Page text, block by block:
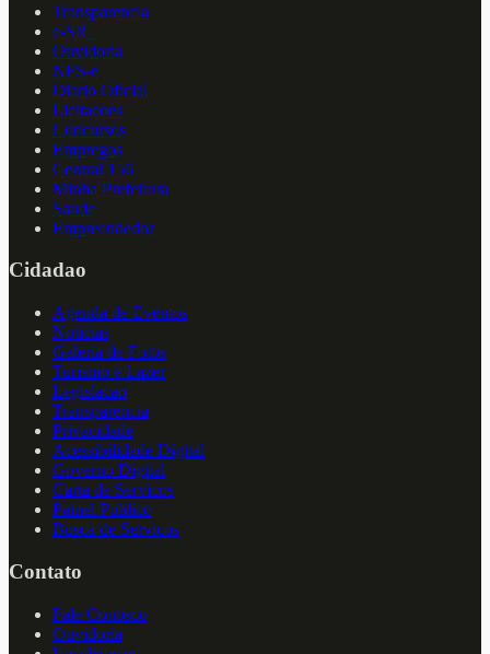
Transparencia
e-SIC
Ouvidoria
NFS-e
Diario Oficial
Licitacoes
Concursos
Empregos
Central 156
Minha Prefeitura
Saude
Empreendedor
Cidadao
Agenda de Eventos
Noticias
Galeria de Fotos
Turismo e Lazer
Legislacao
Transparencia
Privacidade
Acessibilidade Digital
Governo Digital
Carta de Servicos
Painel Publico
Busca de Servicos
Contato
Fale Conosco
Ouvidoria